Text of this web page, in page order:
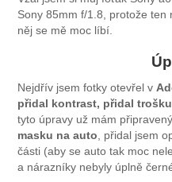
Sony 85mm f/1.8, protože
něj se mě moc líbí.
Nejdřív jsem fotky otevřel v
přidal kontrast, přidal
tyto úpravy už mám
masku na auto , přidal jsem
části (aby se auto tak moc
a nárazníky nebyly úplně